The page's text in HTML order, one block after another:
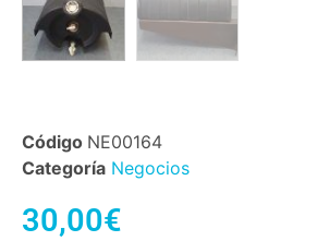
Código NE00164
Categoría Negocios
30,00€